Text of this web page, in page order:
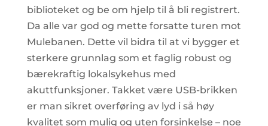
biblioteket og be om hjelp til å bli registrert.
Da alle var god og mette forsatte turen mot
Mulebanen. Dette vil bidra til at vi bygger et
sterkere grunnlag som et faglig robust og
bærekraftig lokalsykehus med
akuttfunksjoner. Takket være USB-brikken
er man sikret overføring av lyd i så høy
kvalitet som mulig og uten forsinkelse – noe